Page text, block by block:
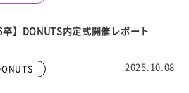
2025.10.08
卒】DONUTS内定式開催レポート